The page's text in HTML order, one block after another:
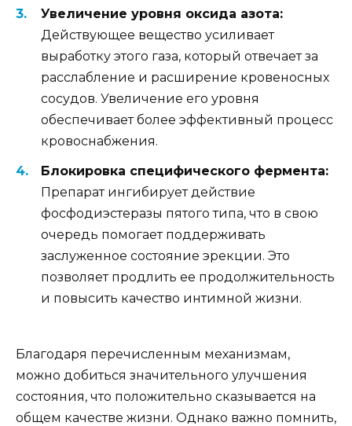
Увеличение уровня оксида азота:
Действующее вещество усиливает
выработку этого газа, который отвечает за
расслабление и расширение кровеносных
сосудов. Увеличение его уровня
обеспечивает более эффективный процесс
кровоснабжения.
Блокировка специфического фермента:
Препарат ингибирует действие
фосфодиэстеразы пятого типа, что в свою
очередь помогает поддерживать
заслуженное состояние эрекции. Это
позволяет продлить ее продолжительность
и повысить качество интимной жизни.
Благодаря перечисленным механизмам,
можно добиться значительного улучшения
состояния, что положительно сказывается на
общем качестве жизни. Однако важно помнить,